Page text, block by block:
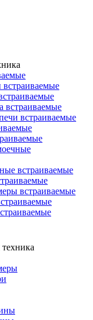
встраиваемые
встраиваемые
встраиваемые
встраиваемые